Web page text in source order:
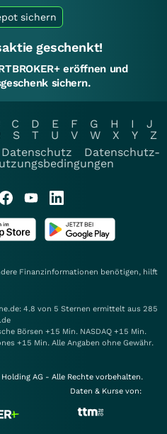
sichern
geschenkt!
eröffnen und
sichern.
C D E F G H I
J
S T U V W X Y
Z
Datenschutz
Datenschutz-
Finanzinformationen benötigen, hilft
4.8 von 5 Sternen ermittelt aus 285
Börsen +15 Min. NASDAQ +15 Min.
+15 Min. Alle Angaben ohne Gewähr.
AG - Alle Rechte vorbehalten.
Daten & Kurse von: